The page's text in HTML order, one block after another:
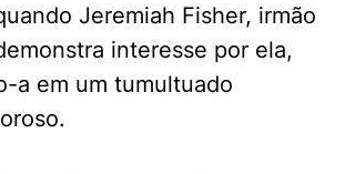
Jeremiah Fisher, irmão
interesse por ela,
a em um tumultuado